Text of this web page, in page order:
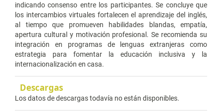
indicando consenso entre los participantes. Se concluye que
los intercambios virtuales fortalecen el aprendizaje del inglés,
al tiempo que promueven habilidades blandas, empatía,
apertura cultural y motivación profesional. Se recomienda su
integración en programas de lenguas extranjeras como
estrategia para fomentar la educación inclusiva y la
internacionalización en casa.
Descargas
Los datos de descargas todavía no están disponibles.